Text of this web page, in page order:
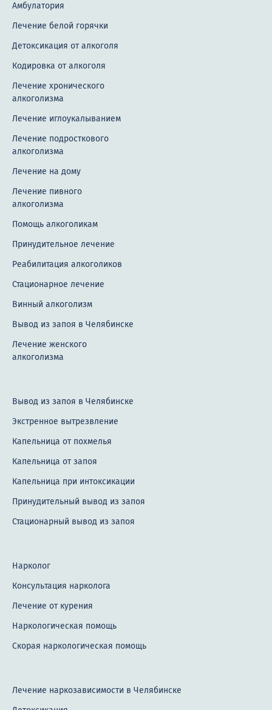
Амбулатория
Лечение белой горячки
Детоксикация от алкоголя
Кодировка от алкоголя
Лечение хронического
алкоголизма
Лечение иглоукалыванием
Лечение подросткового
алкоголизма
Лечение на дому
Лечение пивного
алкоголизма
Помощь алкоголикам
Принудительное лечение
Реабилитация алкоголиков
Стационарное лечение
Винный алкоголизм
Вывод из запоя в Челябинске
Лечение женского
алкоголизма
Вывод из запоя в Челябинске
Экстренное вытрезвление
Капельница от похмелья
Капельница от запоя
Капельница при интоксикации
Принудительный вывод из запоя
Стационарный вывод из запоя
Нарколог
Консультация нарколога
Лечение от курения
Наркологическая помощь
Скорая наркологическая помощь
Лечение наркозависимости в Челябинске